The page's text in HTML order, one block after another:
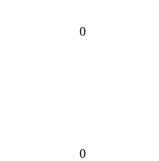
0
0